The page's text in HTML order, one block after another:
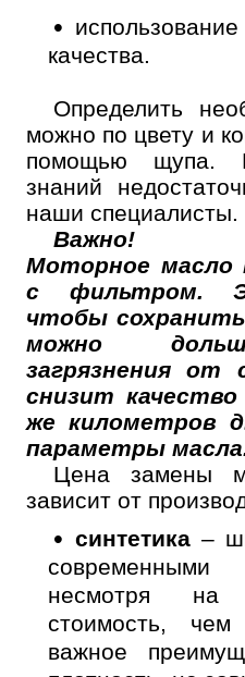
качества.
Определить
можно по цвету и
помощью щупа.
знаний
наши специалисты.
Важно!
Моторное масло
с фильтром.
чтобы
можно
загрязнения от
снизит
же километров
параметры
Цена замены
зависит от
синтетика –
несмотря на
стоимость,
важное